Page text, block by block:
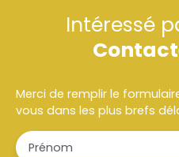
Intéressé
Merci de remplir le
vous dans les plus brefs
Prénom